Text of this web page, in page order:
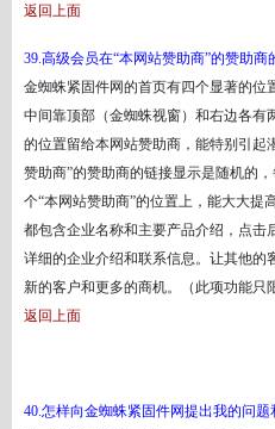
返回上面
39.高级会员在“本网站赞助商”的赞助商
金蜘蛛紧固件网的首页有四个显著的位
中间靠顶部（金蜘蛛视窗）和右边各有
的位置留给本网站赞助商，能特别引起
赞助商”的赞助商的链接显示是随机的
个“本网站赞助商”的位置上，能大大提
都包含企业名称和主要产品介绍，点击
详细的企业介绍和联系信息。让其他的
新的客户和更多的商机。（此项功能只
返回上面
40.怎样向金蜘蛛紧固件网提出我的问题